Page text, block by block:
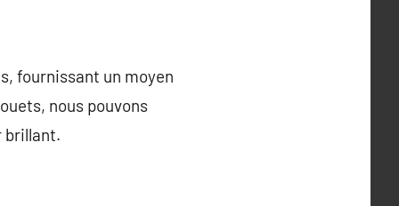
fournissant un moyen
nous pouvons
brillant.